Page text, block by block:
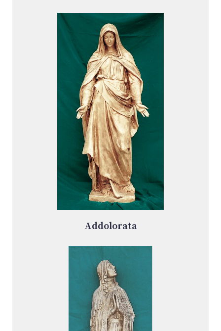
Addolorata